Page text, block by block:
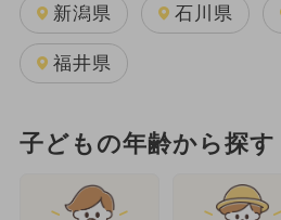
新潟県 石川県
福井県
子どもの年齢から探す